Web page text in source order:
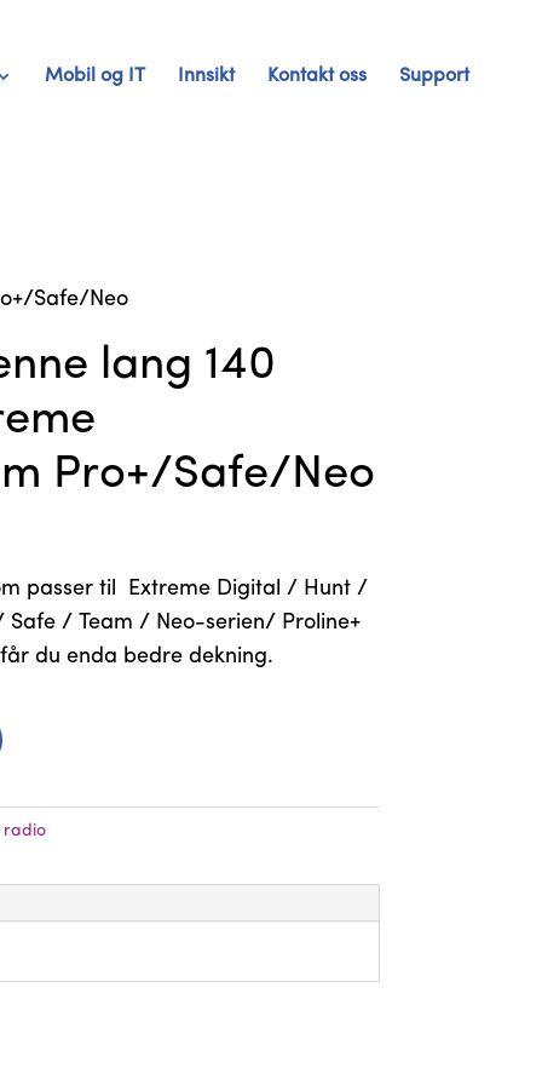
Mobil og IT Innsikt Kontakt oss Support
Safe/Neo
lang 140
Pro+/Safe/Neo
passer til Extreme Digital / Hunt /
Safe / Team / Neo-serien/ Proline+
du enda bedre dekning.
radio